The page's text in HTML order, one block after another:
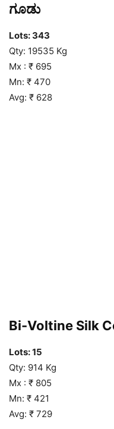
ಗೂಡು
Lots: 343
Qty: 19535 Kg
Mx : ₹ 695
Mn: ₹ 470
Avg: ₹ 628
Bi-Voltine Silk
Lots: 15
Qty: 914 Kg
Mx : ₹ 805
Mn: ₹ 421
Avg: ₹ 729